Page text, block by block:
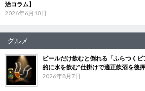
治コラム】
2026年6月10日
グルメ
ビールだけ飲むと倒れる「ふらつく
的に水を飲む”仕掛けで適正飲酒を後
2026年8月7日